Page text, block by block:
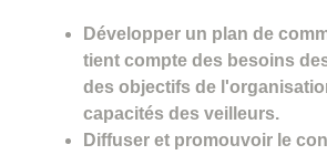
Développer un plan de
tient compte des besoins
des objectifs de
capacités des veilleurs.
Diffuser et promouvoir le